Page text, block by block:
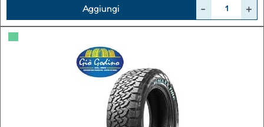
Aggiungi
▀